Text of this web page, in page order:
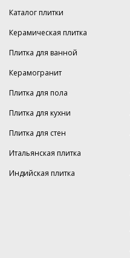
Каталог плитки
Керамическая плитка
Плитка для ванной
Керамогранит
Плитка для пола
Плитка для кухни
Плитка для стен
Итальянская плитка
Индийская плитка